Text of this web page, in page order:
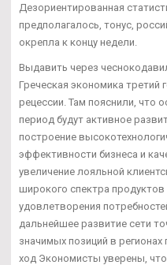
Дезориентированная
предполагалось, тонус,
окрепла к концу недели.
Выдавить через
Греческая экономика третий
рецессии. Там пояснили, что
период будут активное
построение
эффективности бизнеса и
увеличение лояльной
широкого спектра
удовлетворения
дальнейшее развитие сети
значимых позиций в
ход Экономисты уверены,